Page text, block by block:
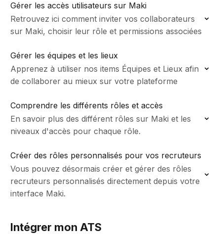
Gérer les accès utilisateurs sur Maki
Retrouvez ici comment inviter vos collaborateurs
sur Maki, choisir leur rôle et permissions associées
Gérer les équipes et les lieux
Apprenez à utiliser nos items Équipes et Lieux afin
de collaborer au mieux sur votre plateforme
Comprendre les différents rôles et accès
En savoir plus des différent rôles sur Maki et les
niveaux d'accès pour chaque rôle.
Créer des rôles personnalisés pour vos recruteurs
Vous pouvez désormais créer et gérer des rôles
recruteurs personnalisés directement depuis votre
interface Maki.
Intégrer mon ATS